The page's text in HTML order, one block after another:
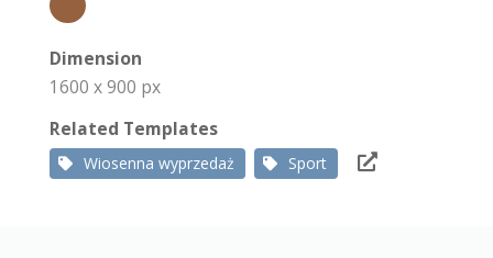
Dimension
1600 x 900 px
Related Templates
Wiosenna wyprzedaż Sport